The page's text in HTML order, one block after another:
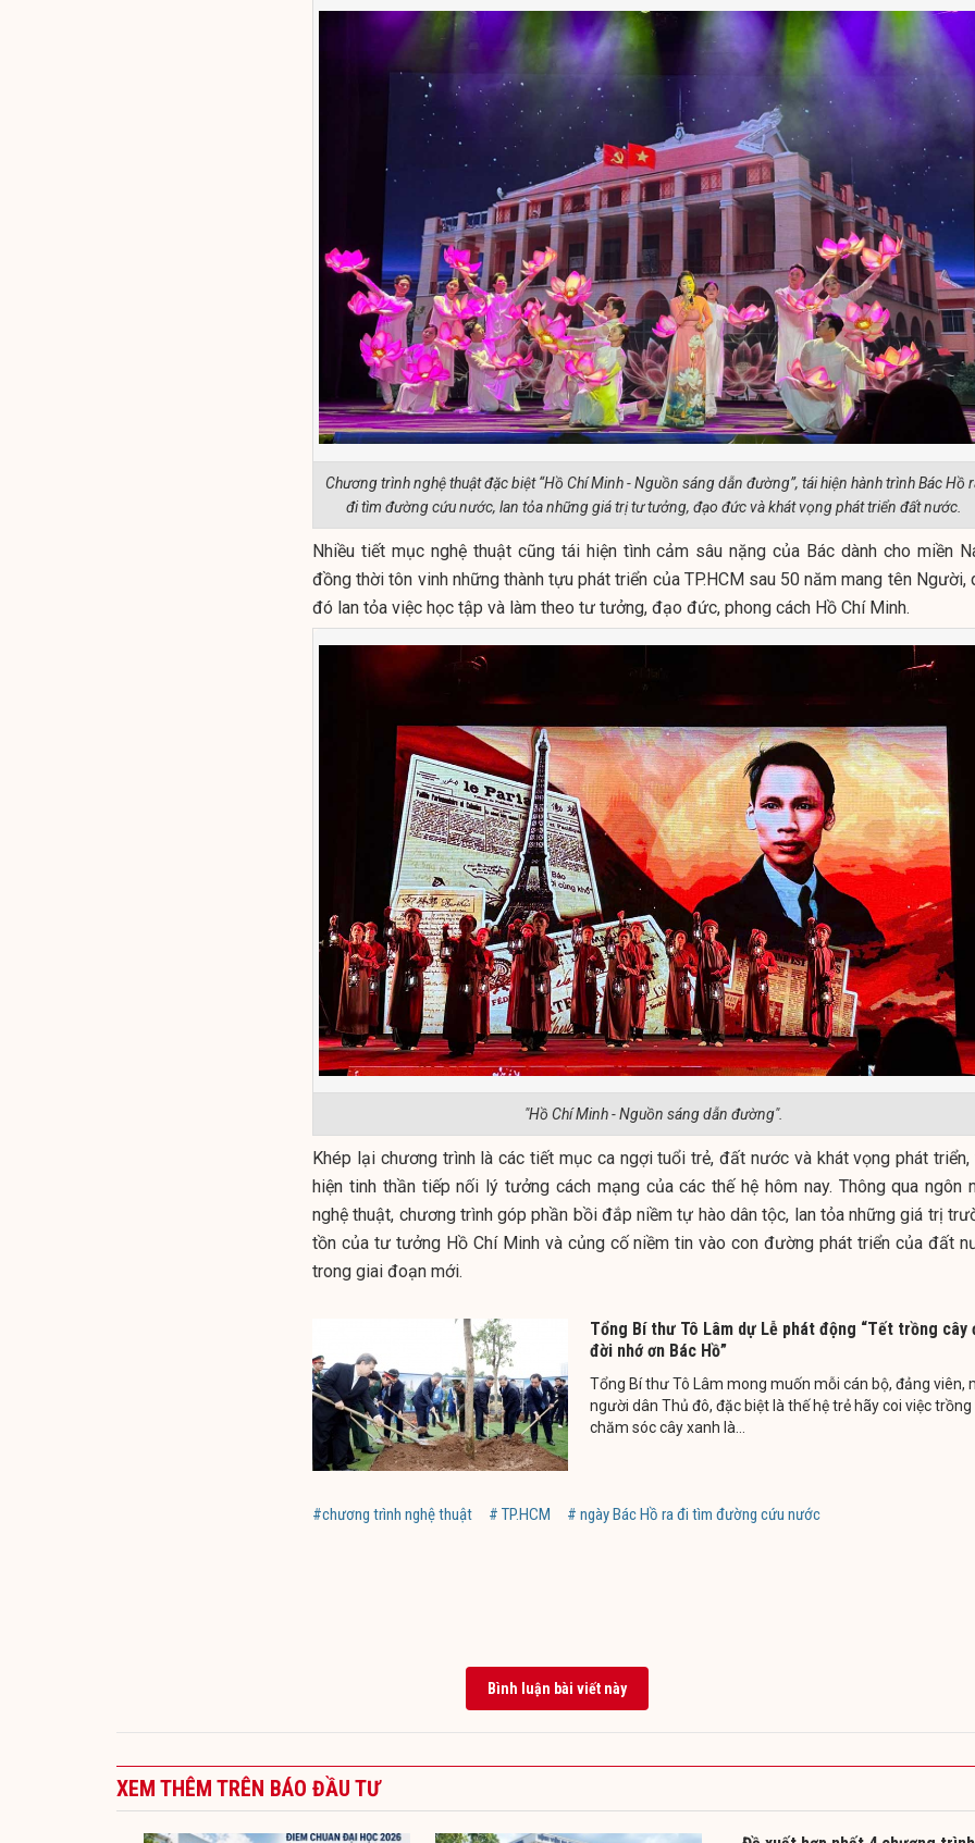
Chương trình nghệ thuật đặc biệt “Hồ Chí Minh - Nguồn sáng dẫn đường”, tái hiện hành trình Bác Hồ
đi tìm đường cứu nước, lan tỏa những giá trị tư tưởng, đạo đức và khát vọng phát triển đất nước.
Nhiều tiết mục nghệ thuật cũng tái hiện tình cảm sâu nặng của Bác dành cho miền
đồng thời tôn vinh những thành tựu phát triển của TP.HCM sau 50 năm mang tên Người,
đó lan tỏa việc học tập và làm theo tư tưởng, đạo đức, phong cách Hồ Chí Minh.
"Hồ Chí Minh - Nguồn sáng dẫn đường".
Khép lại chương trình là các tiết mục ca ngợi tuổi trẻ, đất nước và khát vọng phát triển,
hiện tinh thần tiếp nối lý tưởng cách mạng của các thế hệ hôm nay. Thông qua ngôn
nghệ thuật, chương trình góp phần bồi đắp niềm tự hào dân tộc, lan tỏa những giá trị
tồn của tư tưởng Hồ Chí Minh và củng cố niềm tin vào con đường phát triển của đất
trong giai đoạn mới.
Tổng Bí thư Tô Lâm dự Lễ phát động “Tết trồng cây
đời nhớ ơn Bác Hồ”
Tổng Bí thư Tô Lâm mong muốn mỗi cán bộ, đảng viên,
người dân Thủ đô, đặc biệt là thế hệ trẻ hãy coi việc trồng
chăm sóc cây xanh là...
#chương trình nghệ thuật # TP.HCM # ngày Bác Hồ ra đi tìm đường cứu nước
Bình luận bài viết này
XEM THÊM TRÊN BÁO ĐẦU TƯ